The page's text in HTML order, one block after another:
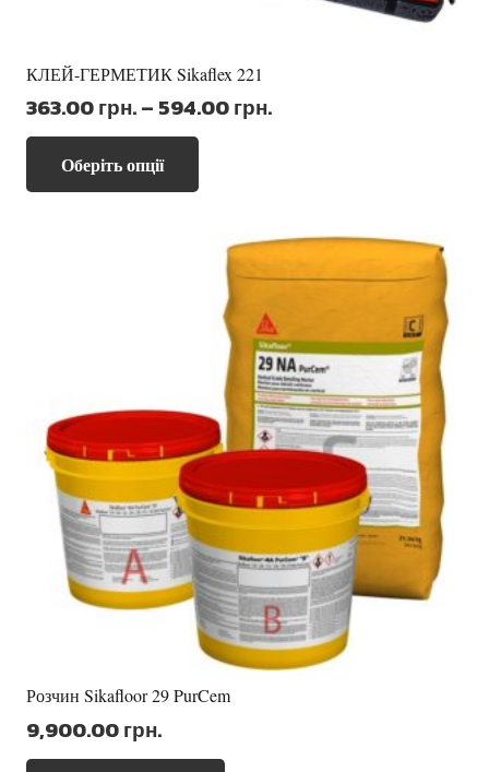
КЛЕЙ-ГЕРМЕТИК Sikaflex 221
363.00грн.– 594.00грн.Діапазон
594.00 грн.
Оберіть опції
варіантів.
Параметри
можна
вибрати
на
сторінці
товару
Розчин Sikafloor 29 PurCem
9,900.00грн.